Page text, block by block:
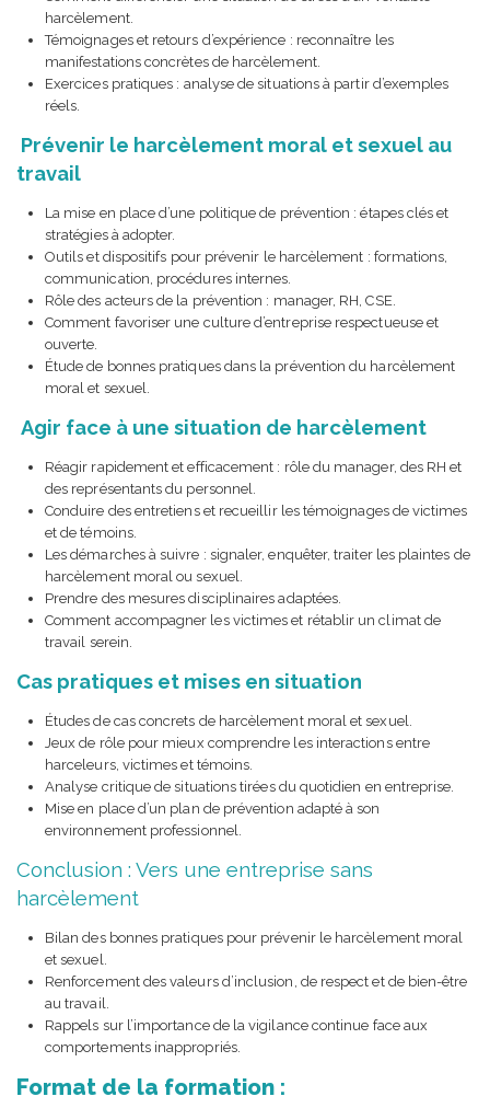
harcèlement.
Témoignages et retours d’expérience : reconnaître les
manifestations concrètes de harcèlement.
Exercices pratiques : analyse de situations à partir d’exemples
réels.
Prévenir le harcèlement moral et sexuel au
travail
La mise en place d’une politique de prévention : étapes clés et
stratégies à adopter.
Outils et dispositifs pour prévenir le harcèlement : formations,
communication, procédures internes.
Rôle des acteurs de la prévention : manager, RH, CSE.
Comment favoriser une culture d’entreprise respectueuse et
ouverte.
Étude de bonnes pratiques dans la prévention du harcèlement
moral et sexuel.
Agir face à une situation de harcèlement
Réagir rapidement et efficacement : rôle du manager, des RH et
des représentants du personnel.
Conduire des entretiens et recueillir les témoignages de victimes
et de témoins.
Les démarches à suivre : signaler, enquêter, traiter les plaintes de
harcèlement moral ou sexuel.
Prendre des mesures disciplinaires adaptées.
Comment accompagner les victimes et rétablir un climat de
travail serein.
Cas pratiques et mises en situation
Études de cas concrets de harcèlement moral et sexuel.
Jeux de rôle pour mieux comprendre les interactions entre
harceleurs, victimes et témoins.
Analyse critique de situations tirées du quotidien en entreprise.
Mise en place d’un plan de prévention adapté à son
environnement professionnel.
Conclusion : Vers une entreprise sans
harcèlement
Bilan des bonnes pratiques pour prévenir le harcèlement moral
et sexuel.
Renforcement des valeurs d’inclusion, de respect et de bien-être
au travail.
Rappels sur l’importance de la vigilance continue face aux
comportements inappropriés.
Format de la formation :